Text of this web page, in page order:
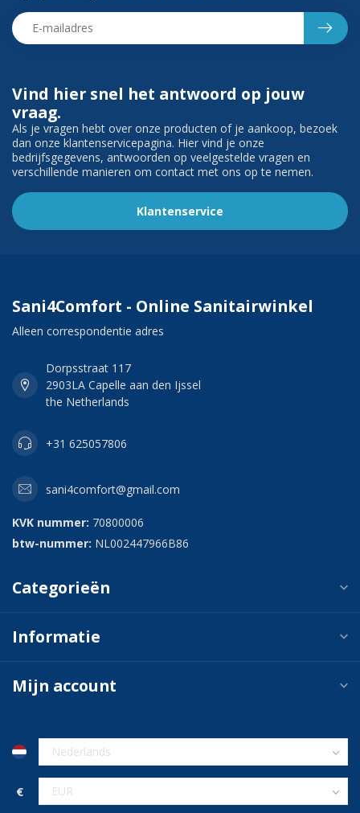
Vind hier snel het antwoord op jouw
vraag.
Als je vragen hebt over onze producten of je aankoop, bezoek
dan onze klantenservicepagina. Hier vind je onze
bedrijfsgegevens, antwoorden op veelgestelde vragen en
verschillende manieren om contact met ons op te nemen.
Klantenservice
Sani4Comfort - Online Sanitairwinkel
Alleen correspondentie adres
Dorpsstraat 117
2903LA Capelle aan den Ijssel
the Netherlands
+31 625057806
sani4comfort@gmail.com
KVK nummer: 70800006
btw-nummer: NL002447966B86
Categorieën
Informatie
Mijn account
€